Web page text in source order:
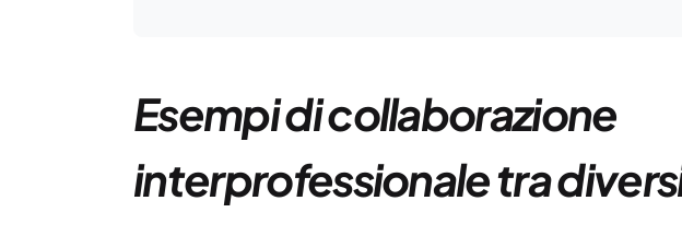
Esempi di collaborazione
interprofessionale tra